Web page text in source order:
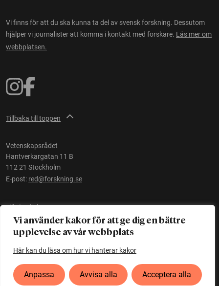
Vi använder kakor för att ge dig en bättre
upplevelse av vår webbplats
Här kan du läsa om hur vi hanterar kakor
Anpassa Avvisa alla Acceptera alla
Vi finns för att du ska kunna ta del av svensk forskning. Dessutom
hjälper vi journalister att komma i kontakt med forskare. Läs mer om
webbplatsen.
Tillbaka till toppen
Vetenskapsrådet
Hantverkargatan 11 B
112 21 Stockholm
E-post: red@forskning.se
Tillgänglighet
Ett initiativ avVetenskapsrådet